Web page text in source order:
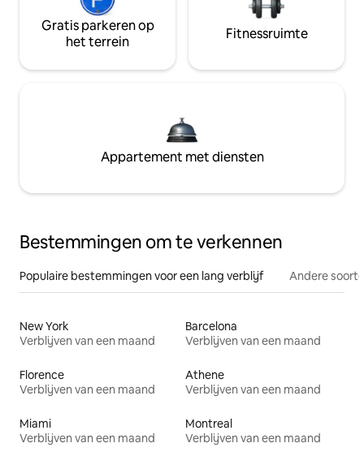
Gratis parkeren op
het terrein
Fitnessruimte
Appartement met diensten
Bestemmingen om te verkennen
Populaire bestemmingen voor een lang verblijf Andere
New York
Verblijven van een maand
Barcelona
Verblijven van een maand
Florence
Verblijven van een maand
Athene
Verblijven van een maand
Miami
Verblijven van een maand
Montreal
Verblijven van een maand